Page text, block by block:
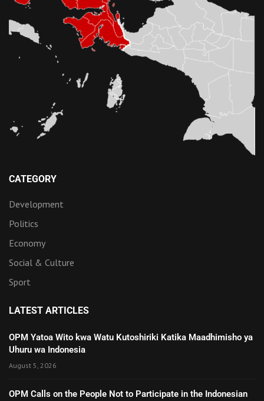
CATEGORY
Development
Politics
Economy
Social & Culture
Sport
LATEST ARTICLES
OPM Yatoa Wito kwa Watu Kutoshiriki Katika Maadhimisho ya
Uhuru wa Indonesia
August 5, 2026
OPM Calls on the People Not to Participate in the Indonesian